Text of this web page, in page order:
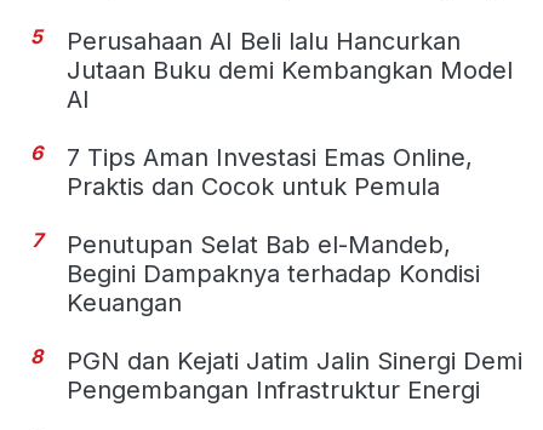
5
Perusahaan AI Beli lalu Hancurkan
Jutaan Buku demi Kembangkan Model
AI
6
7 Tips Aman Investasi Emas Online,
Praktis dan Cocok untuk Pemula
7
Penutupan Selat Bab el-Mandeb,
Begini Dampaknya terhadap Kondisi
Keuangan
8
PGN dan Kejati Jatim Jalin Sinergi Demi
Pengembangan Infrastruktur Energi